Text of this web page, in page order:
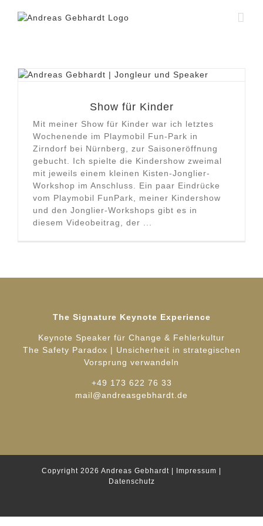
Inhalt
Show für Kinder
Mit meiner Show für Kinder war ich letztes
Wochenende im Playmobil Fun-Park in
Zirndorf bei Nürnberg, zur Saisoneröffnung
gebucht. Ich spielte die Kindershow zweimal
mit jeweils einem kleinen Kisten-Jonglier-
Workshop im Anschluss. Ein paar Eindrücke
vom Playmobil FunPark, meiner Kindershow
und den Jonglier-Workshops gibt es in
diesem Videobeitrag, der ...
The Signature Keynote Experience
Keynote Speaker für Change & Fehlerkultur
The Safety Paradox | Unsicherheit in strategischen
Vorsprung verwandeln
+49 173 622 76 33
mail@andreasgebhardt.de
Copyright 2026 Andreas Gebhardt Impressum
Datenschutz